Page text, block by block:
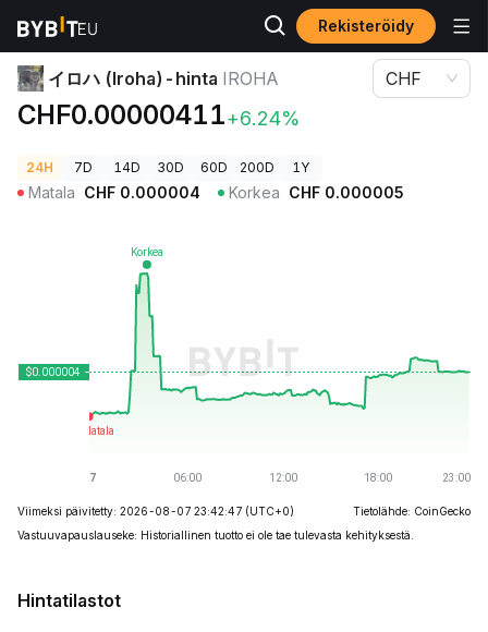
Rekisteröidy
Kryptohinnat イロハ (Iroha)-hinta IROHA
イロハ (Iroha)-hinta IROHA
CHF0.00000411+6.24%
CHF
24H 7D 14D 30D 60D 200D 1Y
Matala CHF 0.000004 Korkea CHF 0.000005
Viimeksi päivitetty: 2026-08-07 23:42:47 (UTC+0)
Tietolähde: CoinGecko
Vastuuvapauslauseke: Historiallinen tuotto ei ole tae tulevasta kehityksestä.
Hintatilastot